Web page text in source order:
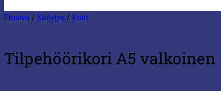
Etusivu / Säilytys / Korit
Tilpehöörikori A5 valkoinen